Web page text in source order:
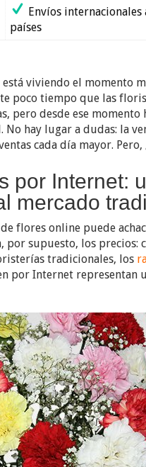
Envíos internacionales
países
viviendo el momento
poco tiempo que las
pero desde ese
No hay lugar a dudas: la
cada día mayor. Pero,
por Internet:
mercado
flores online puede
por supuesto, los precios:
tradicionales, los
por Internet representan